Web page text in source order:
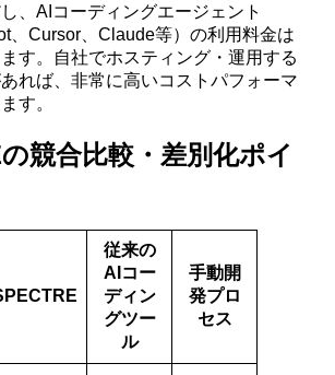
、AIコーディングエージェント
、Cursor、Claude等）の利用料金は
す。自社でホスティング・運用する
れば、非常に高いコストパフォーマ
す。
競合比較・差別化ポイ
従来の
AIコー
ディン
グツー
ル
手動開
発プロ
セス